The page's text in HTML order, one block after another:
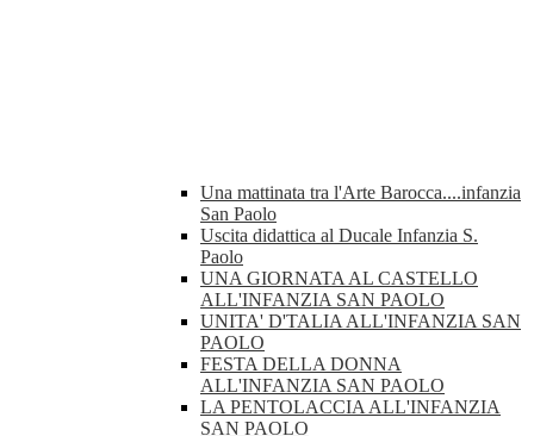
Una mattinata tra l'Arte Barocca....infanzia
San Paolo
Uscita didattica al Ducale Infanzia S.
Paolo
UNA GIORNATA AL CASTELLO
ALL'INFANZIA SAN PAOLO
UNITA' D'TALIA ALL'INFANZIA SAN
PAOLO
FESTA DELLA DONNA
ALL'INFANZIA SAN PAOLO
LA PENTOLACCIA ALL'INFANZIA
SAN PAOLO